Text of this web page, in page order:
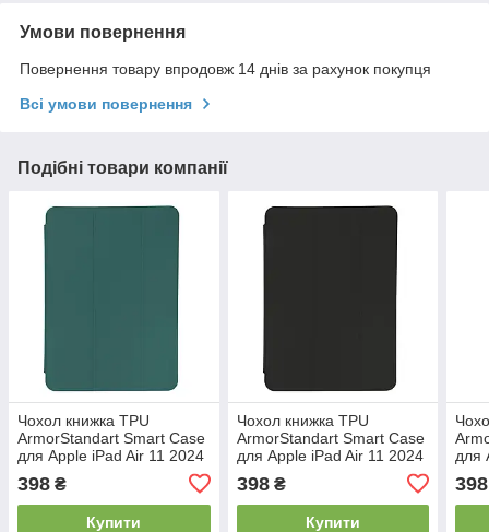
Умови повернення
Повернення товару впродовж 14 днів за рахунок покупця
Всі умови повернення
Подібні товари компанії
Чохол книжка TPU
ArmorStandart Smart Case
для Apple iPad Air 11 2024
398 ₴
Купити
Чохол книжка TPU
ArmorStandart Smart Case
для Apple iPad Air 11 2024
398₴
Купити
для
398